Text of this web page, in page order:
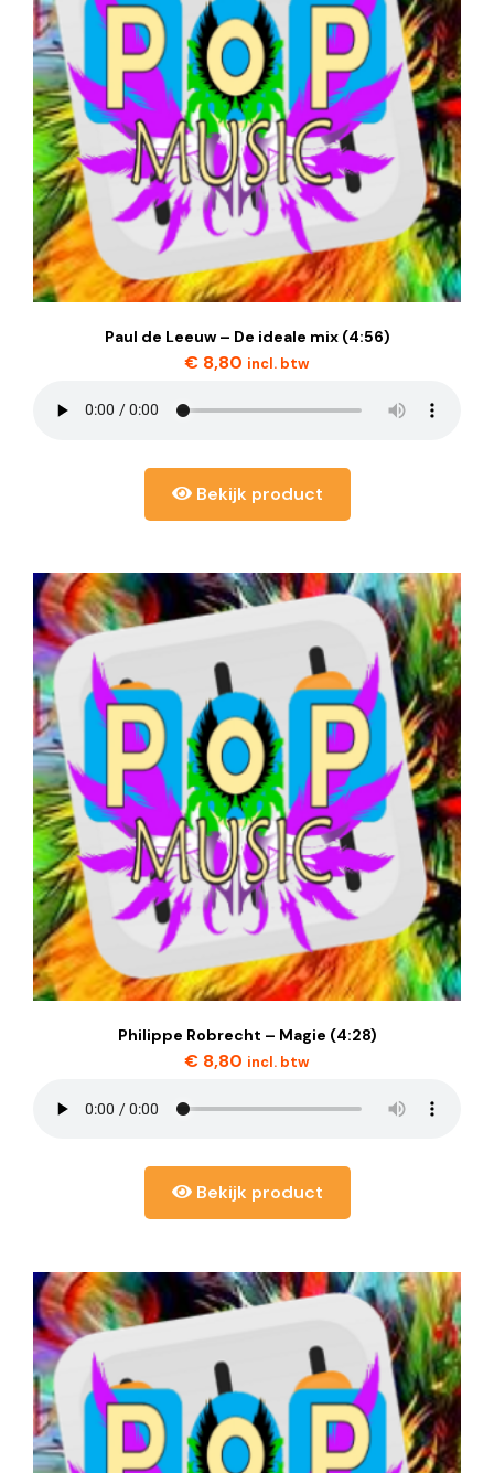
Paul de Leeuw – De ideale mix (4:56)
€ 8,80 incl. btw
Bekijk product
Philippe Robrecht – Magie (4:28)
€ 8,80 incl. btw
Bekijk product